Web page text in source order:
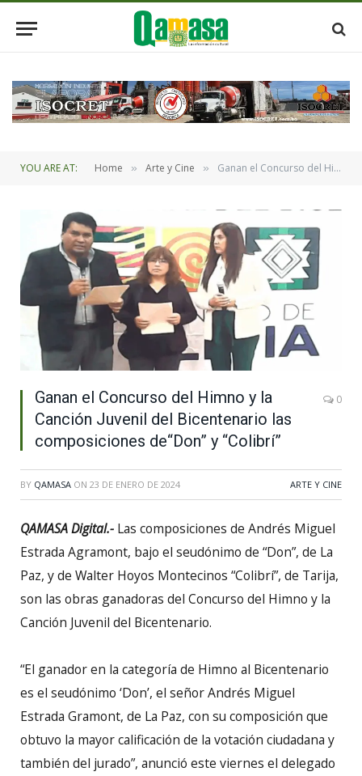
YOU ARE AT: Home » Arte y Cine » Ganan el Concurso del Himno y la Canción Juvenil del Bicentenario las composiciones de“Don” y “Colibrí”
Ganan el Concurso del Himno y la
Canción Juvenil del Bicentenario las
composiciones de“Don” y “Colibrí”
0
BY QAMASA ON 23 DE ENERO DE 2024 ARTE Y CINE
QAMASA Digital.- Las composiciones de Andrés Miguel
Estrada Agramont, bajo el seudónimo de “Don”, de La
Paz, y de Walter Hoyos Montecinos “Colibrí”, de Tarija,
son las obras ganadoras del Concurso del Himno y la
Canción Juvenil del Bicentenario.
“El ganador en la categoría de Himno al Bicentenario
es el seudónimo ‘Don’, el señor Andrés Miguel
Estrada Gramont, de La Paz, con su composición que
obtuvo la mayor calificación de la votación ciudadana y
también del jurado”, anunció este viernes el delegado